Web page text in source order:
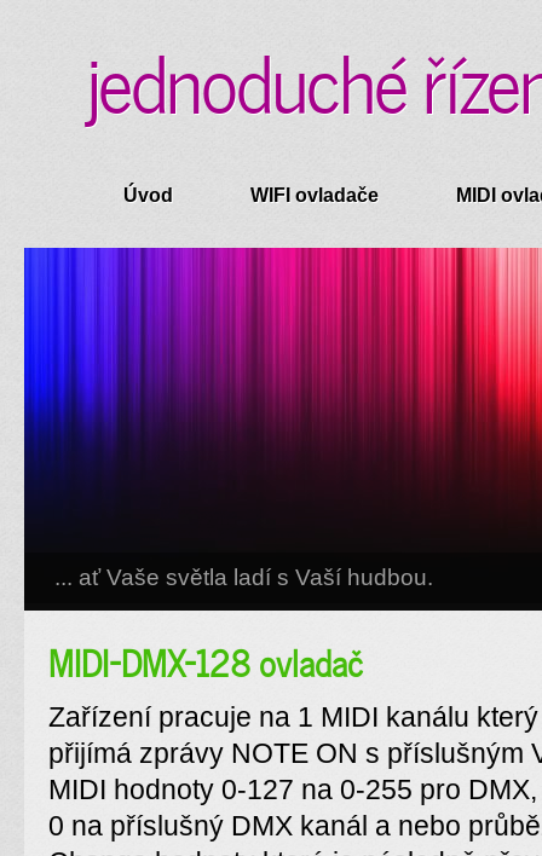
jednoduché
Úvod WIFI ovladače MIDI
... ať Vaše světla ladí s Vaší hudbou.
MIDI-DMX-128 ovladač
Zařízení pracuje na 1 MIDI kanálu
přijímá zprávy NOTE ON s příslušným
MIDI hodnoty 0-127 na 0-255 pro
0 na příslušný DMX kanál a nebo